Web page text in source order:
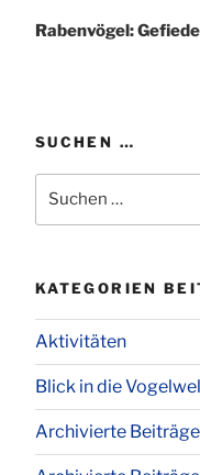
Rabenvögel:
SUCHEN …
nach:
KATEGORIEN
Aktivitäten
Blick in die
Archivierte